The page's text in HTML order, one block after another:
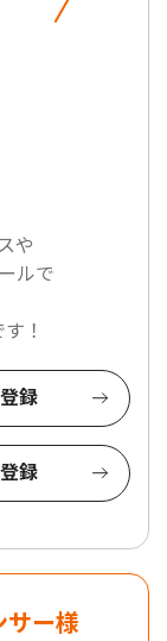
や
ルで
！
録
録
サー様